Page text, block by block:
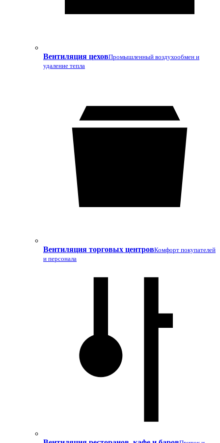
Вентиляция цеховПромышленный воздухообмен и
удаление тепла
Вентиляция торговых центровКомфорт покупателей
и персонала